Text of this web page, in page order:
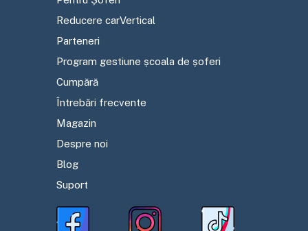
Reducere carVertical
Parteneri
Program gestiune școala de șoferi
Cumpără
Întrebări frecvente
Magazin
Despre noi
Blog
Suport